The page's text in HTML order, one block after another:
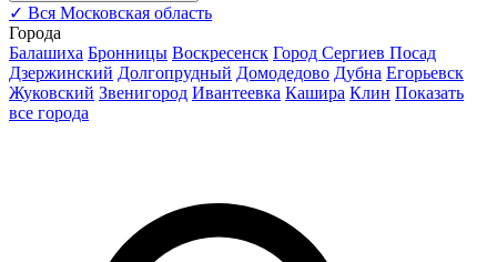
✓ Вся Московская область
Города
Балашиха Бронницы Воскресенск Город Сергиев Посад
Дзержинский Долгопрудный Домодедово Дубна Егорьевск
Жуковский Звенигород Ивантеевка Кашира Клин Показать
все города